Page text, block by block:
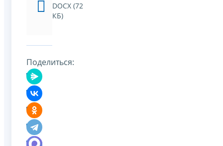
DOCX (72
КБ)
Поделиться: